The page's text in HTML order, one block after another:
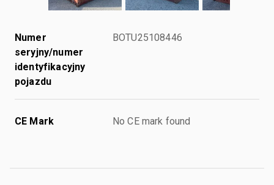
Numer
seryjny/numer
identyfikacyjny
pojazdu
BOTU25108446
CE Mark No CE mark found